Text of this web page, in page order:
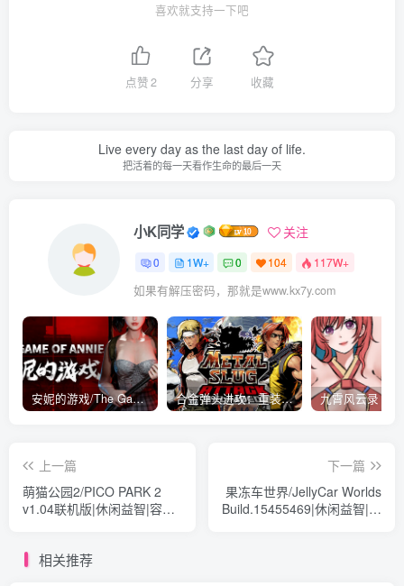
喜欢就支持一下吧
点赞2 分享 收藏
Live every day as the last day of life.
把活着的每一天看作生命的最后一天
小K同学 关注
0 1W+ 0 104 117W+
如果有解压密码，那就是www.kx7y.com
安妮的游戏/The Game of Annie v0.99981|射击动作|容量14.6GB|免安装绿色中文版 合金弹头进攻：重装上阵/METAL SLUG ATTACK RELOADED Build.16214511|策略模拟|容量2.7GB|免安装绿色中文版
上一篇
萌猫公园2/PICO PARK 2
v1.04联机版|休闲益智|容量
下一篇
果冻车世界/JellyCar Worlds
Build.15455469|休闲益智|容
相关推荐